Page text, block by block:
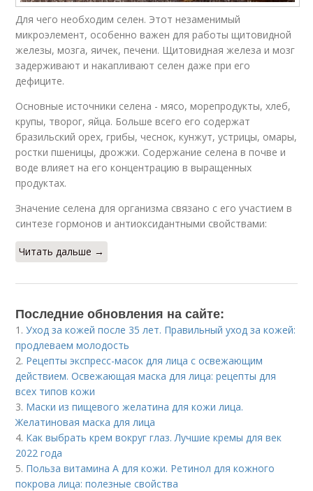
Для чего необходим селен. Этот незаменимый
микроэлемент, особенно важен для работы щитовидной
железы, мозга, яичек, печени. Щитовидная железа и мозг
задерживают и накапливают селен даже при его
дефиците.
Основные источники селена - мясо, морепродукты, хлеб,
крупы, творог, яйца. Больше всего его содержат
бразильский орех, грибы, чеснок, кунжут, устрицы, омары,
ростки пшеницы, дрожжи. Содержание селена в почве и
воде влияет на его концентрацию в выращенных
продуктах.
Значение селена для организма связано с его участием в
синтезе гормонов и антиоксидантными свойствами:
Читать дальше →
Последние обновления на сайте:
1.Уход за кожей после 35 лет. Правильный уход за кожей:
продлеваем молодость
2. Рецепты экспресс-масок для лица с освежающим
действием. Освежающая маска для лица: рецепты для
всех типов кожи
3. Маски из пищевого желатина для кожи лица.
Желатиновая маска для лица
4. Как выбрать крем вокруг глаз. Лучшие кремы для век
2022 года
5. Польза витамина А для кожи. Ретинол для кожного
покрова лица: полезные свойства